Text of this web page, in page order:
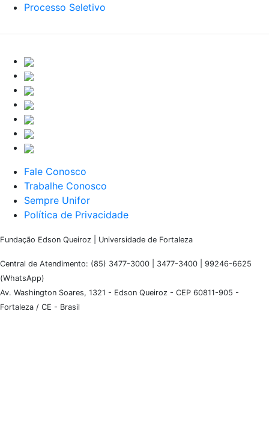
Processo Seletivo
Fale Conosco
Trabalhe Conosco
Sempre Unifor
Política de Privacidade
Fundação Edson Queiroz | Universidade de Fortaleza
Central de Atendimento: (85) 3477-3000 | 3477-3400 | 99246-6625
(WhatsApp)
Av. Washington Soares, 1321 - Edson Queiroz - CEP 60811-905 -
Fortaleza / CE - Brasil